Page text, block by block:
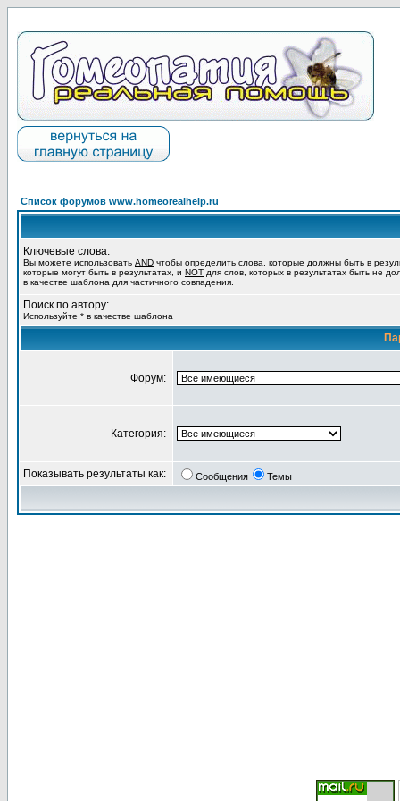
Список форумов www.homeorealhelp.ru
Ключевые слова:
Вы можете использовать AND чтобы определить слова, которые должны быть в
которые могут быть в результатах, и NOT для слов, которых в результатах быть не
в качестве шаблона для частичного совпадения.
Поиск по автору:
Используйте * в качестве шаблона
Форум:
Категория:
Показывать результаты как: Сообщения Темы